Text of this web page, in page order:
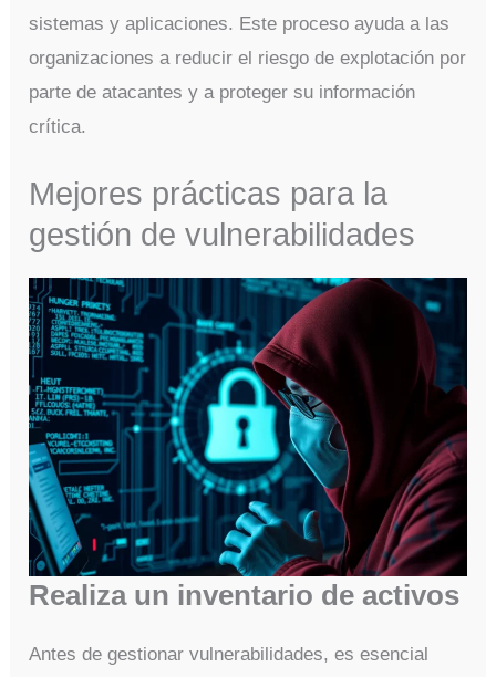
sistemas y aplicaciones. Este proceso ayuda a las
organizaciones a reducir el riesgo de explotación por
parte de atacantes y a proteger su información
crítica.
Mejores prácticas para la
gestión de vulnerabilidades
Realiza un inventario de activos
Antes de gestionar vulnerabilidades, es esencial